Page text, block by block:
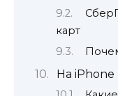
карт
На iPhone